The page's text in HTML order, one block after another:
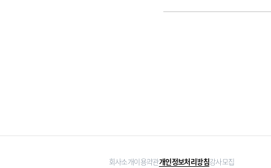
회사소개이용약관개인정보처리방침강사모집